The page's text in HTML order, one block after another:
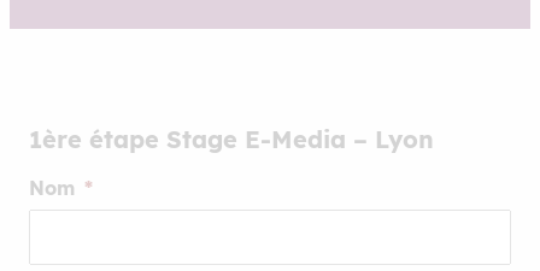
1ère étape Stage E-Media – Lyon
Nom *